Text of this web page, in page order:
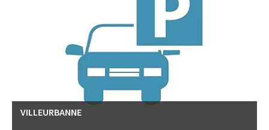
VILLEURBANNE